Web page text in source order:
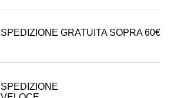
SPEDIZIONE GRATUITA SOPRA 60€
SPEDIZIONE